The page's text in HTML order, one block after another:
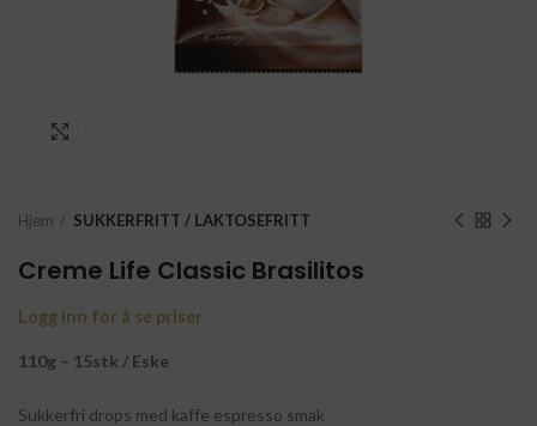
Hjem SUKKERFRITT / LAKTOSEFRITT
Creme Life Classic Brasilitos
Logg inn for å se priser
110g – 15stk / Eske
Sukkerfri drops med kaffe espresso smak